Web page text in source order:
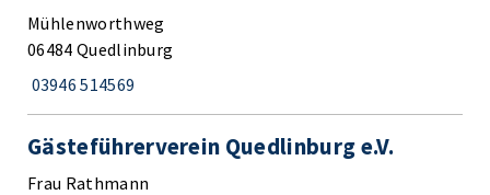
Mühlenworthweg
06484 Quedlinburg
03946 514569
Gästeführerverein Quedlinburg e.V.
Frau Rathmann